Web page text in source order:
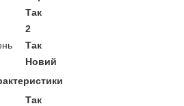
Так
2
Так
Новий
Так